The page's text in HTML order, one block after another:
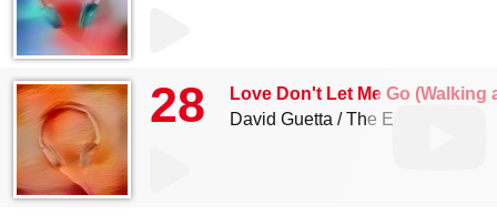
28
Love Don't Let Me Go (Walking
David Guetta
The Egg